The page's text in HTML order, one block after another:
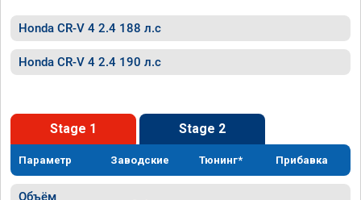
Honda CR-V 4 2.4 188 л.с
Honda CR-V 4 2.4 190 л.с
Stage 1 Stage 2
Параметр Заводские Тюнинг* Прибавка
Объём